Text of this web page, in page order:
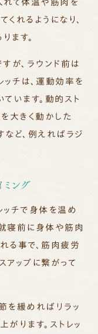
れて体温や筋肉を
れるようになり、
ます。
が、ラウンド前は
ッチは、運動効率を
います。動的スト
大きく 動かした
など、例えればラジ
ミング
ッチで身体を温め
寝前に身体や筋肉
る事で、筋肉疲労
アップに繋がって
を緩めればリラッ
ります。ストレッ